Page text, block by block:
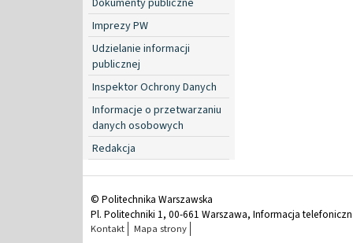
Imprezy PW
Udzielanie informacji
publicznej
Inspektor Ochrony Danych
Informacje o przetwarzaniu
danych osobowych
Redakcja
© Politechnika Warszawska
Pl. Politechniki 1, 00-661 Warszawa, Informacja
Kontakt Mapa strony